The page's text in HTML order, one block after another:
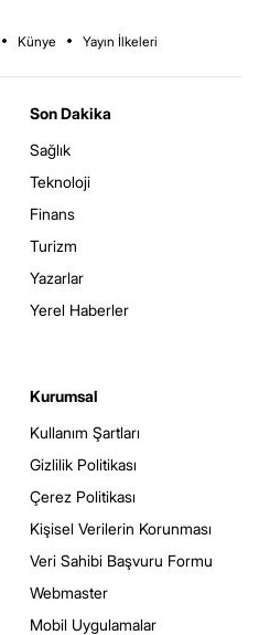
Künye Yayın İlkeleri
Son Dakika
Sağlık
Teknoloji
Finans
Turizm
Yazarlar
Yerel Haberler
Kurumsal
Kullanım Şartları
Gizlilik Politikası
Çerez Politikası
Kişisel Verilerin Korunması
Veri Sahibi Başvuru Formu
Webmaster
Mobil Uygulamalar